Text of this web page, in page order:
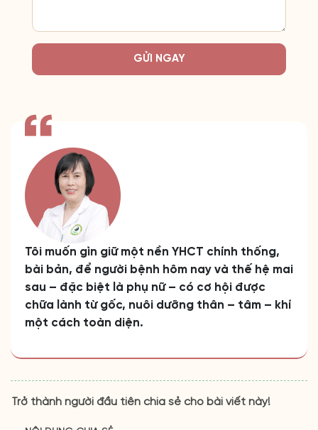
GỬI NGAY
Tôi muốn gìn giữ một nền YHCT chính thống,
bài bản, để người bệnh hôm nay và thế hệ mai
sau – đặc biệt là phụ nữ – có cơ hội được
chữa lành từ gốc, nuôi dưỡng thân – tâm – khí
một cách toàn diện.
Trở thành người đầu tiên chia sẻ cho bài viết này!